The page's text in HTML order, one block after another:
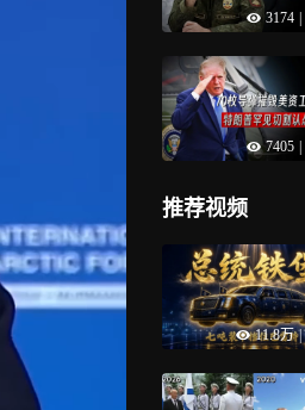
3174
7405
推荐视频
11.8万 |